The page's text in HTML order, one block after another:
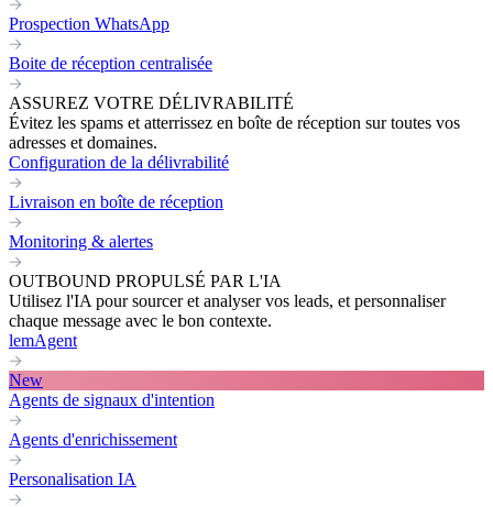
Prospection WhatsApp
Boite de réception centralisée
ASSUREZ VOTRE DÉLIVRABILITÉ
Évitez les spams et atterrissez en boîte de réception sur toutes vos
adresses et domaines.
Configuration de la délivrabilité
Livraison en boîte de réception
Monitoring & alertes
OUTBOUND PROPULSÉ PAR L'IA
Utilisez l'IA pour sourcer et analyser vos leads, et personnaliser
chaque message avec le bon contexte.
lemAgent
New
Agents de signaux d'intention
Agents d'enrichissement
Personalisation IA